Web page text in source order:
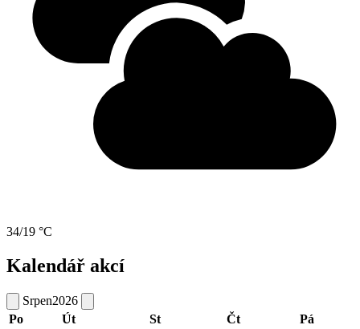
34/19 °C
Kalendář akcí
Srpen2026
Po
Út St Čt Pá